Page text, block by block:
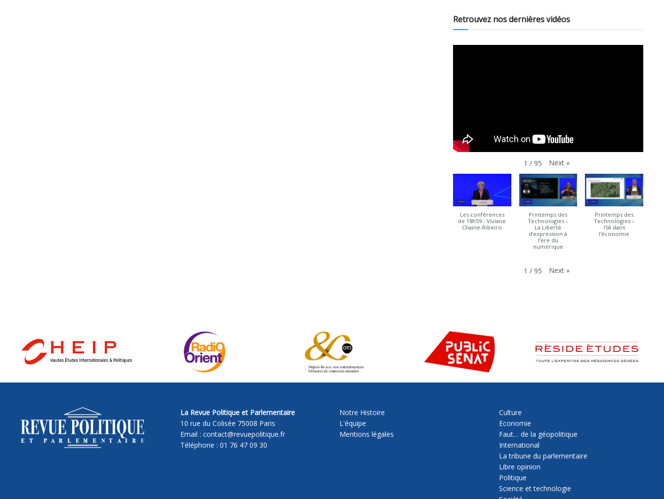
Retrouvez nos dernières vidéos
1 / 95 Next »
Les conférences
de 18h59 - Viviane
Chaine-Ribeiro
Printemps des
Technologies –
La Liberté
d’expression à
l’ère du
numérique
Printemps des
Technologies –
l'IA dans
l'économie
1 / 95 Next »
La Revue Politique et Parlementaire
10 rue du Colisée 75008 Paris
Email : contact@revuepolitique.fr
Téléphone : 01 76 47 09 30
Notre Histoire
L'équipe
Mentions légales
Culture
Economie
Faut… de la géopolitique
International
La tribune du parlementaire
Libre opinion
Politique
Science et technologie